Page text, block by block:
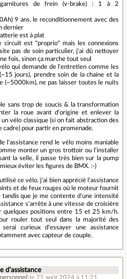
de frein (v-brake) : 1 à 2
9 ans, le reconditionnement avec des
dernier
est à plat
est "proprio" mais les connexions
pas de soin particulier, j'ai dû nettoyer
fois, sinon ça marche tout seul
qui demande de l'entretien comme les
jours), prendre soin de la chaine et la
(~5000km), ne pas laisser toutes le nuits
sans trop de soucis & la transformation
la roue avant d'origine et enlever la
vélo classique (si on fait abstraction des
pour partir en promenade.
l'assistance rend le vélo moins maniable
monter un gros trottoir ou l'installer
la selle, il passe très bien sur la pump
éviter les figures de BMX. :-)
ce vélo, j'ai bien apprécié l'assistance
et de feux rouges où le moteur fournit
tandis que je me contente d'une intensité
s'arrête à une vitesse de croisière
quelques positions entre 15 et 25 km/h.
rouler tout seul dans la majorité des
curieux d'essayer une assistance
avec capteur de couple.
d’assistance
) le 21 août 2024 à 11:21 .